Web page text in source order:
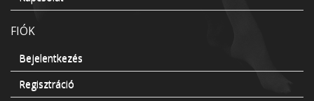
FIÓK
Bejelentkezés
Regisztráció